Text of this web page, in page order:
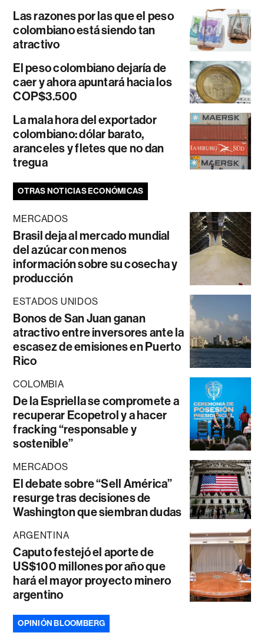
Las razones por las que el peso
colombiano está siendo tan
atractivo
El peso colombiano dejaría de
caer y ahora apuntará hacia los
COP$3.500
La mala hora del exportador
colombiano: dólar barato,
aranceles y fletes que no dan
tregua
OTRAS NOTICIAS ECONÓMICAS
MERCADOS
Brasil deja al mercado mundial
del azúcar con menos
información sobre su cosecha y
producción
ESTADOS UNIDOS
Bonos de San Juan ganan
atractivo entre inversores ante la
escasez de emisiones en Puerto
Rico
COLOMBIA
De la Espriella se compromete a
recuperar Ecopetrol y a hacer
fracking “responsable y
sostenible”
MERCADOS
El debate sobre “Sell América”
resurge tras decisiones de
Washington que siembran dudas
ARGENTINA
Caputo festejó el aporte de
US$100 millones por año que
hará el mayor proyecto minero
argentino
OPINIÓN BLOOMBERG